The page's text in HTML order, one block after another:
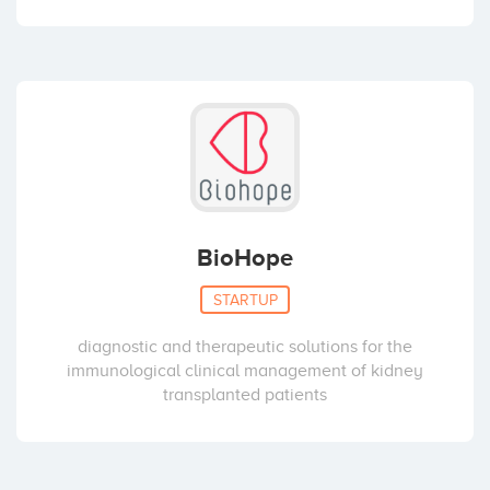
BioHope
STARTUP
diagnostic and therapeutic solutions for the
immunological clinical management of kidney
transplanted patients